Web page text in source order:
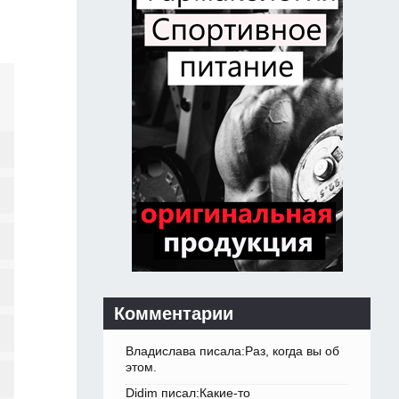
Комментарии
Владислава писала:Раз, когда вы об
этом.
Didim писал:Какие-то